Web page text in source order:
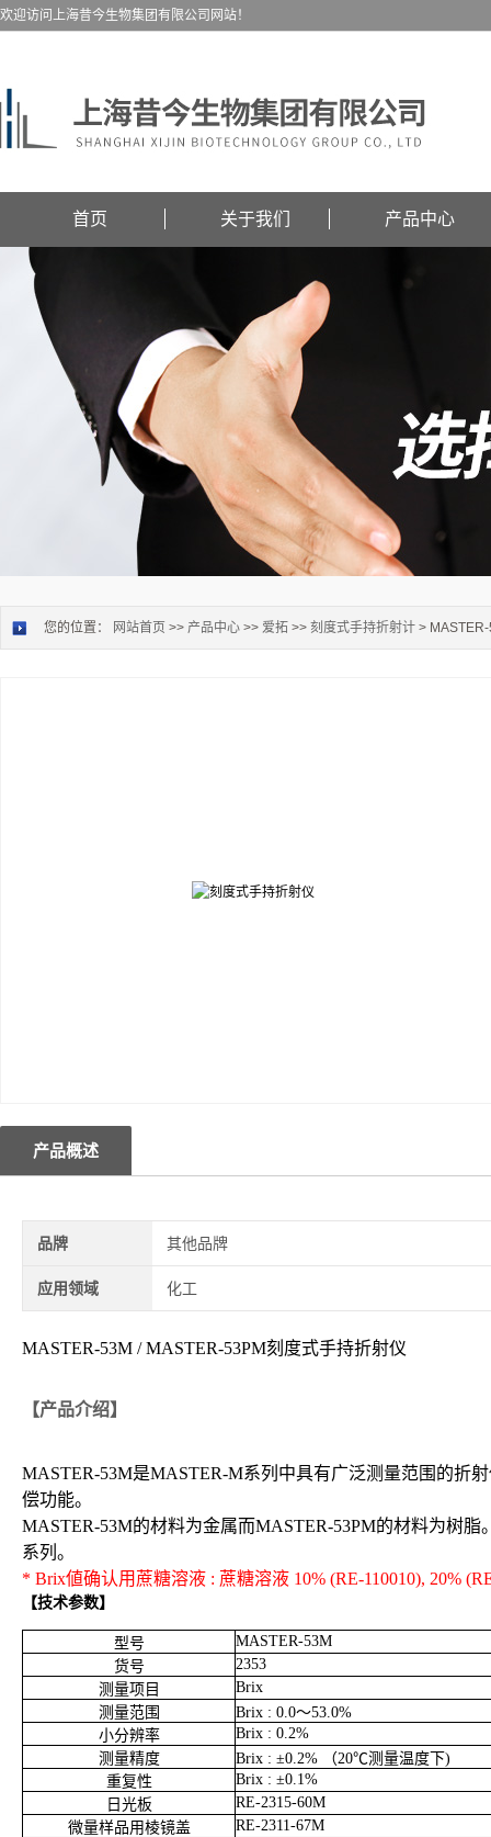
欢迎访问上海昔今生物集团有限公司网站！
首页 关于我们 产品中心
您的位置： 网站首页 >> 产品中心 >> 爱拓 >> 刻度式手持折射计 >
产品概述
品牌 其他品牌
应用领域 化工
MASTER-53M / MASTER-53PM刻度式手持折射仪
【产品介绍】
MASTER-53M是MASTER-M系列中具有广泛测量范围的折
偿功能。
MASTER-53M的材料为金属而MASTER-53PM的材料为树
系列。
* Brix値确认用蔗糖溶液 : 蔗糖溶液 10% (RE-110010), 20%
【技术参数】
型号
MASTER-53M
货号
2353
测量项目
Brix
测量范围
Brix : 0.0～53.0%
小分辨率
Brix : 0.2%
测量精度
Brix : ±0.2% （20℃测量温度下)
重复性
Brix : ±0.1%
日光板
RE-2315-60M
微量样品用棱镜盖
RE-2311-67M